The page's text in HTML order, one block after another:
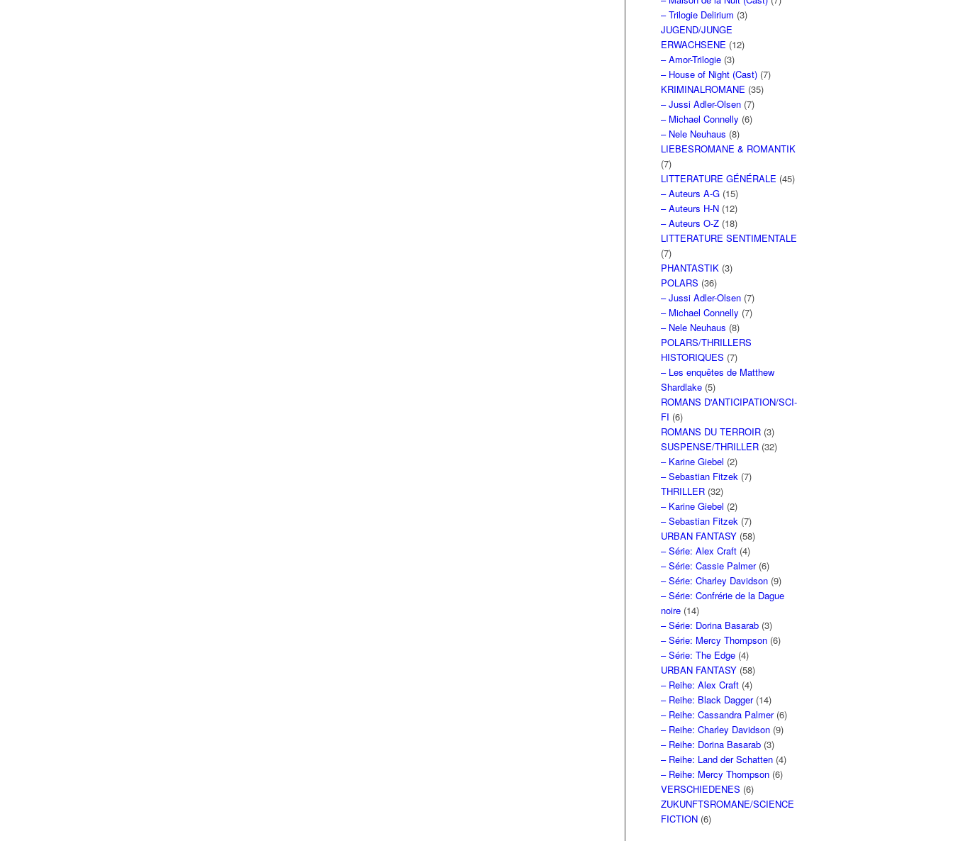
– Trilogie Delirium (3)
JUGEND/JUNGE
ERWACHSENE (12)
– Amor-Trilogie (3)
– House of Night (Cast) (7)
KRIMINALROMANE (35)
– Jussi Adler-Olsen (7)
– Michael Connelly (6)
– Nele Neuhaus (8)
LIEBESROMANE & ROMANTIK
(7)
LITTERATURE GÉNÉRALE (45)
– Auteurs A-G (15)
– Auteurs H-N (12)
– Auteurs O-Z (18)
LITTERATURE SENTIMENTALE
(7)
PHANTASTIK (3)
POLARS (36)
– Jussi Adler-Olsen (7)
– Michael Connelly (7)
– Nele Neuhaus (8)
POLARS/THRILLERS
HISTORIQUES (7)
– Les enquêtes de Matthew
Shardlake (5)
ROMANS D'ANTICIPATION/SCI-
FI (6)
ROMANS DU TERROIR (3)
SUSPENSE/THRILLER (32)
– Karine Giebel (2)
– Sebastian Fitzek (7)
THRILLER (32)
– Karine Giebel (2)
– Sebastian Fitzek (7)
URBAN FANTASY (58)
– Série: Alex Craft (4)
– Série: Cassie Palmer(6)
– Série: Charley Davidson (9)
– Série: Confrérie de la Dague
noire (14)
– Série: Dorina Basarab (3)
– Série: Mercy Thompson (6)
– Série: The Edge (4)
URBAN FANTASY (58)
– Reihe: Alex Craft (4)
– Reihe: Black Dagger(14)
– Reihe: Cassandra Palmer(6)
– Reihe: Charley Davidson (9)
– Reihe: Dorina Basarab (3)
– Reihe: Land der Schatten (4)
– Reihe: Mercy Thompson (6)
VERSCHIEDENES (6)
ZUKUNFTSROMANE/SCIENCE
FICTION (6)